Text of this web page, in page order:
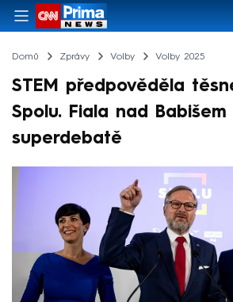
Domů Zprávy Volby Volby 2025
STEM předpověděla
Spolu. Fiala nad
superdebatě